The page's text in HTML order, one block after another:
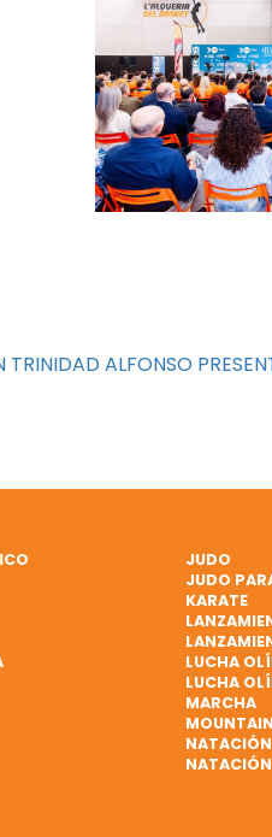
TRINIDAD ALFONSO
JUDO
JUDO
KARATE
LUCHA
LUCHA
MARCHA
NATACIÓN